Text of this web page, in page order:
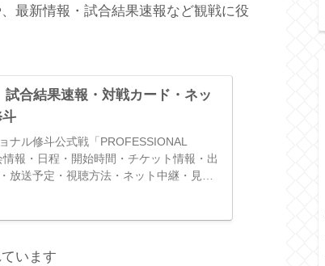
最新情報・試合結果速報など観戦に役
試合結果速報・対戦カード・ネッ
斗
ナル修斗公式戦「PROFESSIONAL
報・日程・開始時間・チケット情報・出
放送予定・視聴方法・ネット中継・見逃
います